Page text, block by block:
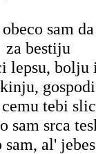
sam
za bestiju
lepsu, bolju
tebi
sam srca
sam, al'